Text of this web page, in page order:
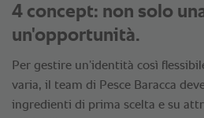
4 concept: non solo
un'opportunità.
Per gestire un’identità così
varia, il team di Pesce Baracca
ingredienti di prima scelta e su